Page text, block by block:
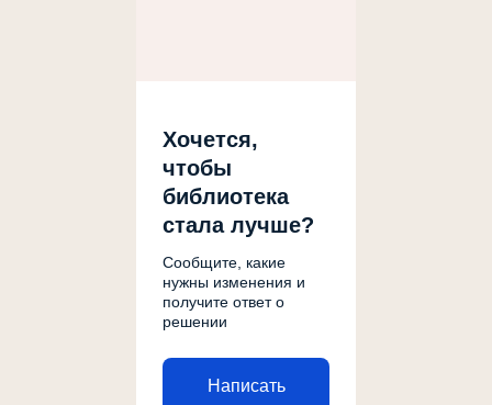
Хочется,
чтобы
библиотека
стала лучше?
Сообщите, какие
нужны изменения и
получите ответ о
решении
Написать